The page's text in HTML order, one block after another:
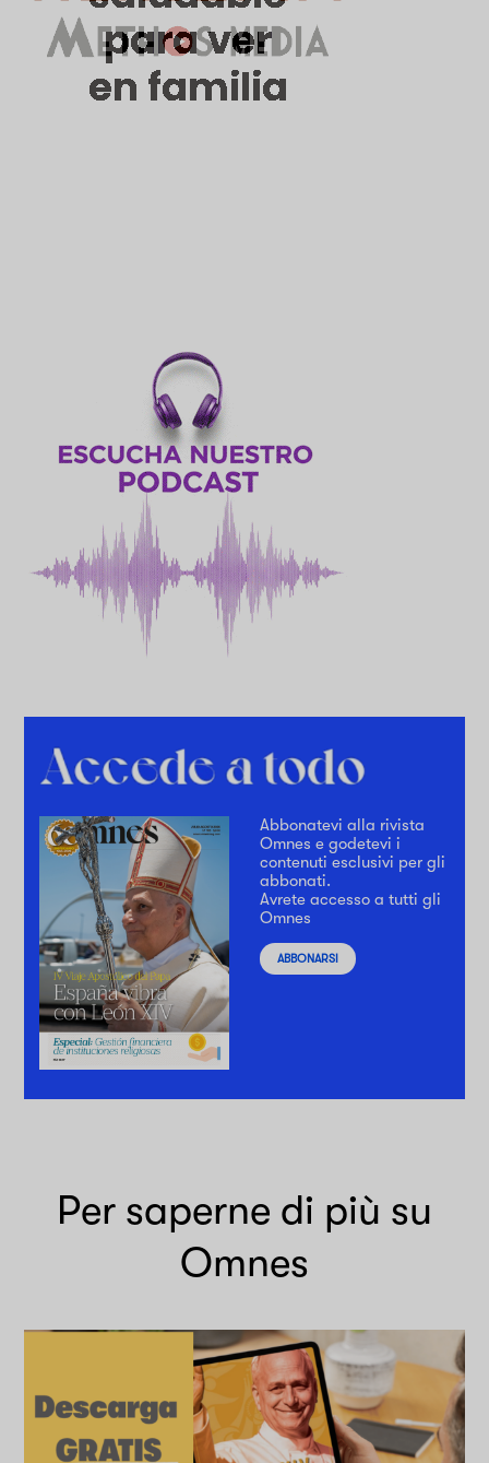
Abbonatevi alla rivista
Omnes e godetevi i
contenuti esclusivi per gli
abbonati.
Avrete accesso a tutti gli
Omnes
ABBONARSI
Per saperne di più su
Omnes